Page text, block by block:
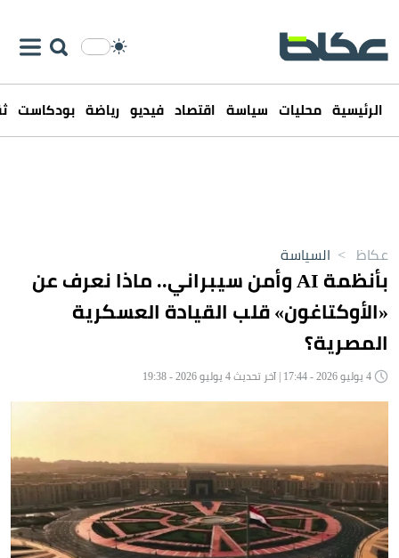
الرئيسية محليات سياسة اقتصاد فيديو رياضة بودكاست
عكاظ > السياسة
بأنظمة AI وأمن سيبراني.. ماذا نعرف عن
«الأوكتاغون» قلب القيادة العسكرية
المصرية؟